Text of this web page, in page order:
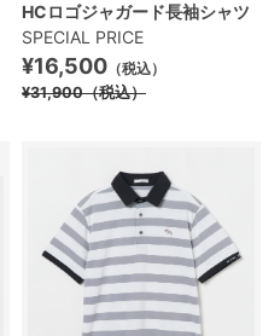
HCロゴジャガード長袖シャツ
SPECIAL PRICE
¥16,500 （税込）
¥31,900（税込）